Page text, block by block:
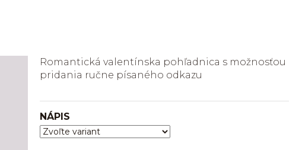
NÁPIS
Romantická valentínska pohľadnica s možnosťou
pridania ručne písaného odkazu